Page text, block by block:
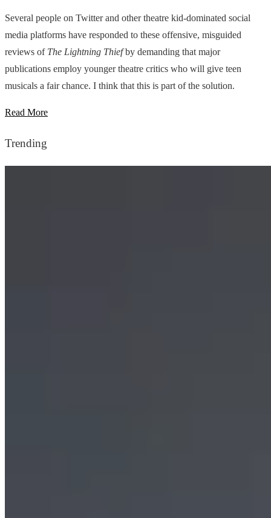
Several people on Twitter and other theatre kid-dominated social
media platforms have responded to these offensive, misguided
reviews of The Lightning Thiefby demanding that major
publications employ younger theatre critics who will give teen
musicals a fair chance. I think that this is part of the solution.
Read More
Trending